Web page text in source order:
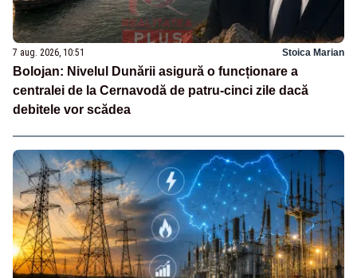
7 aug. 2026, 10:51 Stoica Marian
Bolojan: Nivelul Dunării asigură o funcționare a
centralei de la Cernavodă de patru-cinci zile dacă
debitele vor scădea